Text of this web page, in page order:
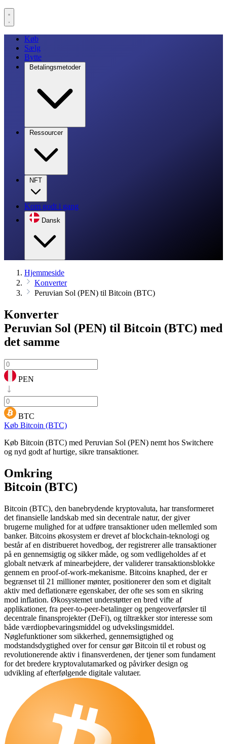
Køb
Sælg
Bytte
Betalingsmetoder
Ressourcer
NFT
Kom godt i gang
Dansk
Hjemmeside
Konverter
Peruvian Sol (PEN) til Bitcoin (BTC)
Konverter
Peruvian Sol (PEN) til Bitcoin (BTC) med
det samme
PEN
BTC
Køb Bitcoin (BTC)
Køb Bitcoin (BTC) med Peruvian Sol (PEN) nemt hos Switchere
og nyd godt af hurtige, sikre transaktioner.
Omkring
Bitcoin (BTC)
Bitcoin (BTC), den banebrydende kryptovaluta, har transformeret
det finansielle landskab med sin decentrale natur, der giver
brugerne mulighed for at udføre transaktioner uden mellemled som
banker. Bitcoins økosystem er drevet af blockchain-teknologi og
består af en distribueret hovedbog, der registrerer alle transaktioner
på en gennemsigtig og sikker måde, og som vedligeholdes af et
globalt netværk af minearbejdere, der validerer transaktionsblokke
gennem en proof-of-work-mekanisme. Bitcoins knaphed, der er
begrænset til 21 millioner mønter, positionerer den som et digitalt
aktiv med deflationære egenskaber, der ofte ses som en sikring
mod inflation. Økosystemet understøtter en bred vifte af
applikationer, fra peer-to-peer-betalinger og pengeoverførsler til
decentrale finansprojekter (DeFi), og tiltrækker stor interesse som
både værdiopbevaringsmiddel og udvekslingsmiddel.
Nøglefunktioner som sikkerhed, gennemsigtighed og
modstandsdygtighed over for censur gør Bitcoin til et robust og
revolutionerende aktiv i finansverdenen, der tjener som fundament
for det bredere kryptovalutamarked og påvirker design og
udvikling af efterfølgende digitale valutaer.